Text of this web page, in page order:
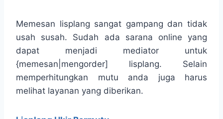
Memesan lisplang sangat gampang dan tidak
usah susah. Sudah ada sarana online yang
dapat menjadi mediator untuk
{memesan|mengorder] lisplang. Selain
memperhitungkan mutu anda juga harus
melihat layanan yang diberikan.